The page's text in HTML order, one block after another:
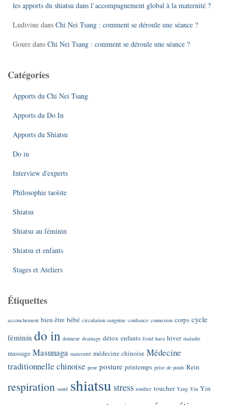
les apports du shiatsu dans l’accompagnement global à la maternité ?
Ludivine dans Chi Nei Tsang : comment se déroule une séance ?
Goure dans Chi Nei Tsang : comment se déroule une séance ?
Catégories
Apports du Chi Nei Tsang
Apports du Do In
Apports du Shiatsu
Do in
Interview d'experts
Philosophie taoïste
Shiatsu
Shiatsu au féminin
Shiatsu et enfants
Stages et Ateliers
Étiquettes
accouchement bien être bébé circulation sanguine confiance connexion corps cycle
féminin do in donneur drainage détox enfants froid hara hiver maladie
massage Masunaga maternité médecine chinoise Médecine
traditionnelle chinoise peur posture printemps prise de poids Rein
respiration santé shiatsu stress tonifier toucher Yang Yin Yin